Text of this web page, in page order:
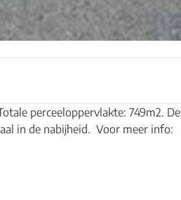
perceeloppervlakte: 749m2. De
in de nabijheid. Voor meer info: